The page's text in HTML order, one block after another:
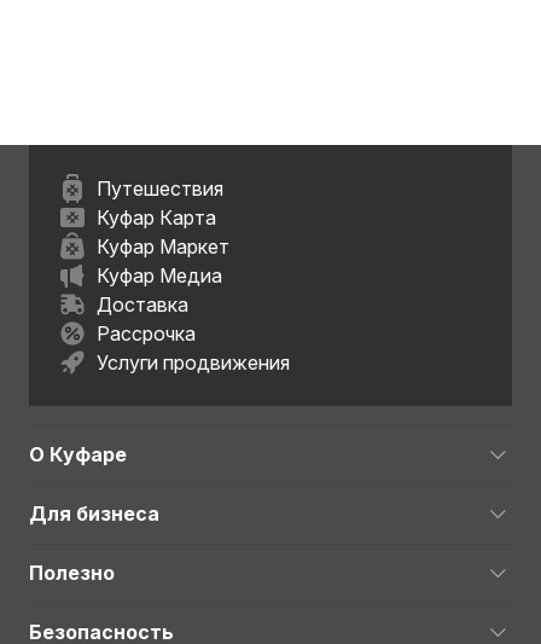
Путешествия
Куфар Карта
Куфар Маркет
Куфар Медиа
Доставка
Рассрочка
Услуги продвижения
О Куфаре
Для бизнеса
Полезно
Безопасность